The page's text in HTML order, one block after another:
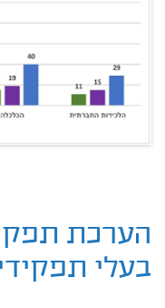
הערכת
בעלי